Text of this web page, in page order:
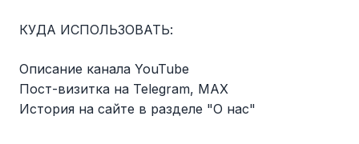
КУДА ИСПОЛЬЗОВАТЬ:
Описание канала YouTube
Пост-визитка на Telegram, МАХ
История на сайте в разделе "О нас"